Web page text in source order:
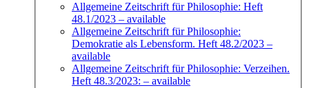
Allgemeine Zeitschrift für Philosophie: Heft
48.1/2023 – available
Allgemeine Zeitschrift für Philosophie:
Demokratie als Lebensform. Heft 48.2/2023 –
available
Allgemeine Zeitschrift für Philosophie: Verzeihen.
Heft 48.3/2023: – available